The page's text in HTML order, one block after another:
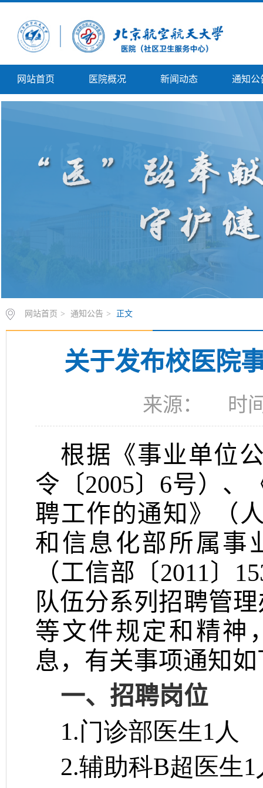
网站首页 医院概况 新闻动态 通知公
网站首页 > 通知公告 > 正文
关于发布校医院
来源： 时
根据《事业单位
令〔2005〕 6号）、
聘工作的通知》（
和信息化部所属事
（工信部〔2011 〕
队伍分系列招聘管
等文件规定和精神
息，有关事项通知
一、招聘岗位
1.门诊部医生1 人
2.辅助科B超医生1